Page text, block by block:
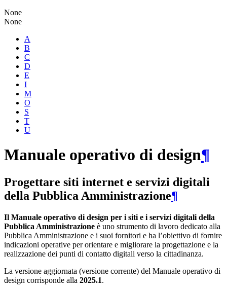
None
None
A
B
C
D
E
I
M
O
S
T
U
Manuale operativo di design¶
Progettare siti internet e servizi digitali
della Pubblica Amministrazione¶
Il Manuale operativo di design per i siti e i servizi digitali della
Pubblica Amministrazione è uno strumento di lavoro dedicato alla
Pubblica Amministrazione e i suoi fornitori e ha l’obiettivo di fornire
indicazioni operative per orientare e migliorare la progettazione e la
realizzazione dei punti di contatto digitali verso la cittadinanza.
La versione aggiornata (versione corrente) del Manuale operativo di
design corrisponde alla 2025.1.